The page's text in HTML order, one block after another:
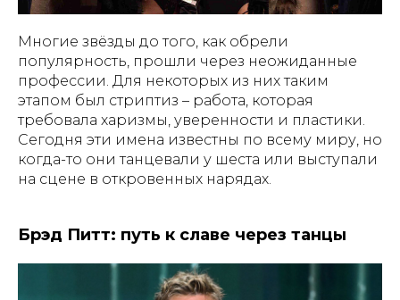
Многие звёзды до того, как обрели
популярность, прошли через неожиданные
профессии. Для некоторых из них таким
этапом был стриптиз – работа, которая
требовала харизмы, уверенности и пластики.
Сегодня эти имена известны по всему миру, но
когда-то они танцевали у шеста или выступали
на сцене в откровенных нарядах.
Брэд Питт: путь к славе через танцы